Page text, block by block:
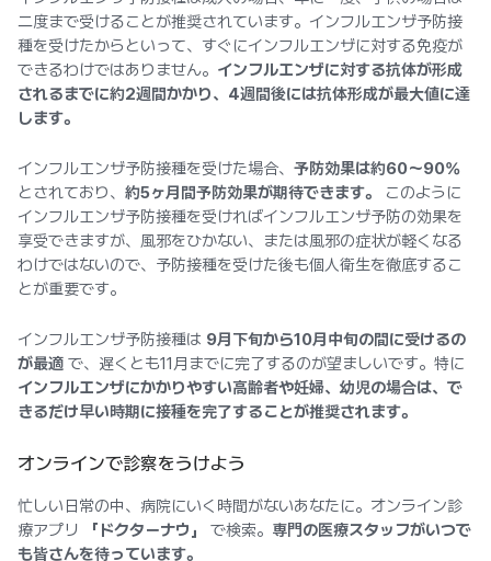
二度まで受けることが推奨されています。インフルエンザ予防接
種を受けたからといって、すぐにインフルエンザに対する免疫が
できるわけではありません。 インフルエンザに対する抗体が形成
されるまでに約2週間かかり、4週間後には抗体形成が最大値に達
します。
インフルエンザ予防接種を受けた場合、 予防効果は約60〜90%
とされており、 約5ヶ月間予防効果が期待できます。
このように
インフルエンザ予防接種を受ければインフルエンザ予防の効果を
享受できますが、風邪をひかない、または風邪の症状が軽くなる
わけではないので、予防接種を受けた後も個人衛生を徹底するこ
とが重要です。
インフルエンザ予防接種は 9月下旬から10月中旬の間に受けるの
が最適 で、遅くとも11月までに完了するのが望ましいです。特に
インフルエンザにかかりやすい高齢者や妊婦、幼児の場合は、で
きるだけ早い時期に接種を完了することが推奨されます。
オンラインで診察をうけよう
忙しい日常の中、病院にいく時間がないあなたに。オンライン診
療アプリ
「ドクターナウ」 で検索。 専門の医療スタッフがいつで
も皆さんを待っています。